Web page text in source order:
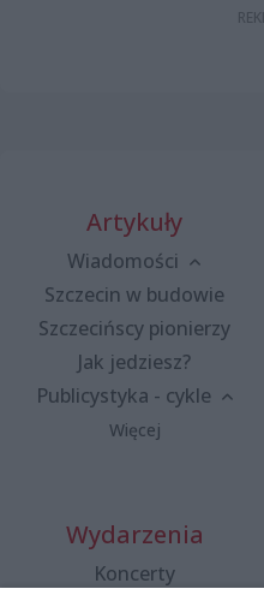
Artykuły
Wiadomości
Szczecin w budowie
Szczecińscy pionierzy
Jak jedziesz?
Publicystyka - cykle
Więcej
Wydarzenia
Koncerty